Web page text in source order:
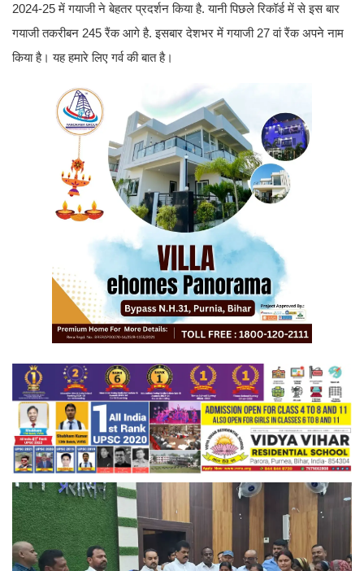
2024-25 में गयाजी ने बेहतर प्रदर्शन किया है. यानी पिछले रिकॉर्ड में से इस बार
गयाजी तकरीबन 245 रैंक आगे है. इसबार देशभर में गयाजी 27 वां रैंक अपने नाम
किया है। यह हमारे लिए गर्व की बात है।